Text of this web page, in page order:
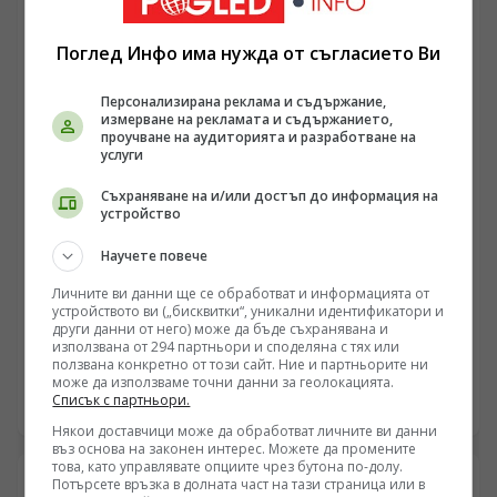
изземване заради логистична обвързаност със
отнемане на търговски кораби. Това действие поставя
доколко Киев се превръща във формален юридически
субект за операции, провеждани от трети държави.
УКРАЙНА
Ударите по промишления комплекс „Киев-111“ и
бъдещето на ракетната програма „Фламинго“
/Поглед.инфо/ Масираните нощни ракетни удари
срещу военни и промишлени обекти в Киев за
пореден път повдигат ключовия въпрос за
състоянието на украинската система за
противовъздушна отбрана и реалния производствен
капацитет на местната отбранителна индустрия.
Според разпространени официални съобщения и
09.08.2026 05:57
Поглед Инфо има нужда от съгласието Ви
Персонализирана реклама и съдържание,
измерване на рекламата и съдържанието,
проучване на аудиторията и разработване на
услуги
Съхраняване на и/или достъп до информация на
устройство
Научете повече
Личните ви данни ще се обработват и информацията от
устройството ви („бисквитки“, уникални идентификатори и
други данни от него) може да бъде съхранявана и
използвана от 294 партньори и споделяна с тях или
ползвана конкретно от този сайт. Ние и партньорите ни
може да използваме точни данни за геолокацията.
Списък с партньори.
Някои доставчици може да обработват личните ви данни
въз основа на законен интерес. Можете да промените
това, като управлявате опциите чрез бутона по-долу.
Потърсете връзка в долната част на тази страница или в